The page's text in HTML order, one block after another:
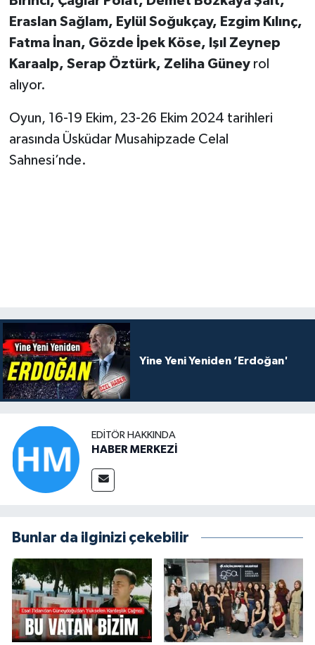
Eraslan Sağlam, Eylül Soğukçay, Ezgim Kılınç,
Fatma İnan, Gözde İpek Köse, Işıl Zeynep
Karaalp, Serap Öztürk, Zeliha Güneyrol
alıyor.
Oyun, 16-19 Ekim, 23-26 Ekim 2024 tarihleri
arasında Üsküdar Musahipzade Celal
Sahnesi’nde.
Yine Yeni Yeniden ‘Erdoğan'
EDITÖR HAKKINDA
HABER MERKEZİ
Bunlar da ilginizi çekebilir